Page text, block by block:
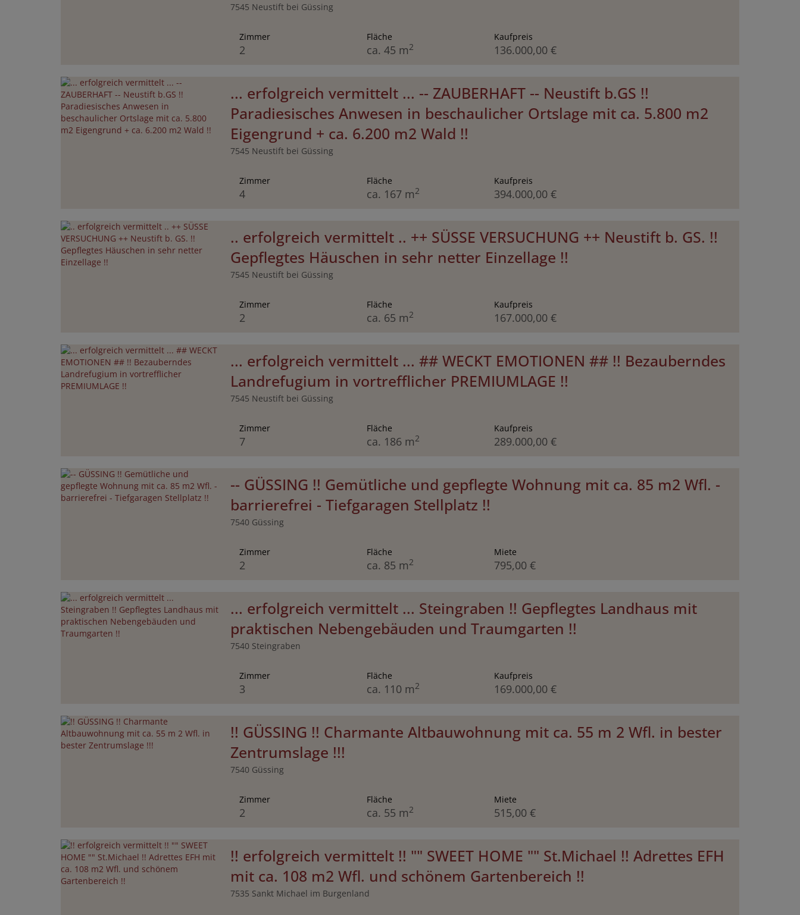
7545 Neustift bei Güssing
Zimmer
2
Fläche
ca. 45 m2
Kaufpreis
136.000,00 €
... erfolgreich vermittelt ... -- ZAUBERHAFT -- Neustift b.GS !!
Paradiesisches Anwesen in beschaulicher Ortslage mit ca. 5.800 m2
Eigengrund + ca. 6.200 m2 Wald !!
7545 Neustift bei Güssing
Zimmer
4
Fläche
ca. 167 m2
Kaufpreis
394.000,00 €
.. erfolgreich vermittelt .. ++ SÜSSE VERSUCHUNG ++ Neustift b. GS. !!
Gepflegtes Häuschen in sehr netter Einzellage !!
7545 Neustift bei Güssing
Zimmer
2
Fläche
ca. 65 m2
Kaufpreis
167.000,00 €
... erfolgreich vermittelt ... ## WECKT EMOTIONEN ## !! Bezauberndes
Landrefugium in vortrefflicher PREMIUMLAGE !!
7545 Neustift bei Güssing
Zimmer
7
Fläche
ca. 186 m2
Kaufpreis
289.000,00 €
-- GÜSSING !! Gemütliche und gepflegte Wohnung mit ca. 85 m2 Wfl. -
barrierefrei - Tiefgaragen Stellplatz !!
7540 Güssing
Zimmer
2
Fläche
ca. 85 m2
Miete
795,00 €
... erfolgreich vermittelt ... Steingraben !! Gepflegtes Landhaus mit
praktischen Nebengebäuden und Traumgarten !!
7540 Steingraben
Zimmer
3
Fläche
ca. 110 m2
Kaufpreis
169.000,00 €
!! GÜSSING !! Charmante Altbauwohnung mit ca. 55 m 2 Wfl. in bester
Zentrumslage !!!
7540 Güssing
Zimmer
2
Fläche
ca. 55 m2
Miete
515,00 €
!! erfolgreich vermittelt !! "" SWEET HOME "" St.Michael !! Adrettes EFH
mit ca. 108 m2 Wfl. und schönem Gartenbereich !!
7535 Sankt Michael im Burgenland